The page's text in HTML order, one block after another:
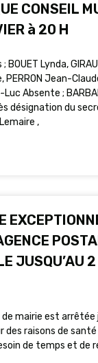
CONSEIL
à 20 H
Lynda,
PERRON Jean-
Luc Absente ;
désignation du
,
JUSQU’AU
mairie est arrêtée
des raisons de santé
de temps et de